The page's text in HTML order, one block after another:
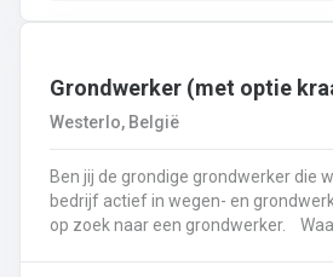
Grondwerker (met optie
Westerlo, België
Ben jij de grondige grondwerker die wij
bedrijf actief in wegen- en
op zoek naar een grondwerker. Waar moet je zijn?